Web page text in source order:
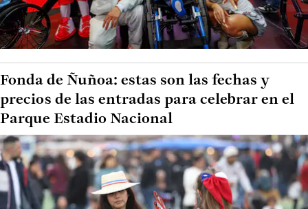
Fonda de Ñuñoa: estas son las fechas y
precios de las entradas para celebrar en el
Parque Estadio Nacional